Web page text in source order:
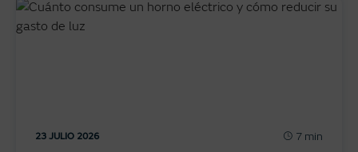
23 JULIO 2026 7 min